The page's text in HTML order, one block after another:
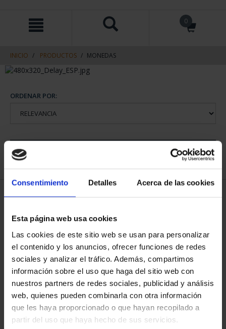
Consentimiento Detalles Acerca de las cookies
Esta página web usa cookies
Las cookies de este sitio web se usan para personalizar
el contenido y los anuncios, ofrecer funciones de redes
sociales y analizar el tráfico. Además, compartimos
información sobre el uso que haga del sitio web con
nuestros partners de redes sociales, publicidad y análisis
web, quienes pueden combinarla con otra información
que les haya proporcionado o que hayan recopilado a
partir del uso que haya hecho de sus servicios.
contenido
navegacin
0
INICIO PRODUCTOS MONEDAS
ORDENAR POR:
1 Productos encontrados